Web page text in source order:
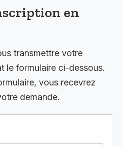
en
transmettre votre
le formulaire ci-dessous.
vous recevrez
demande.